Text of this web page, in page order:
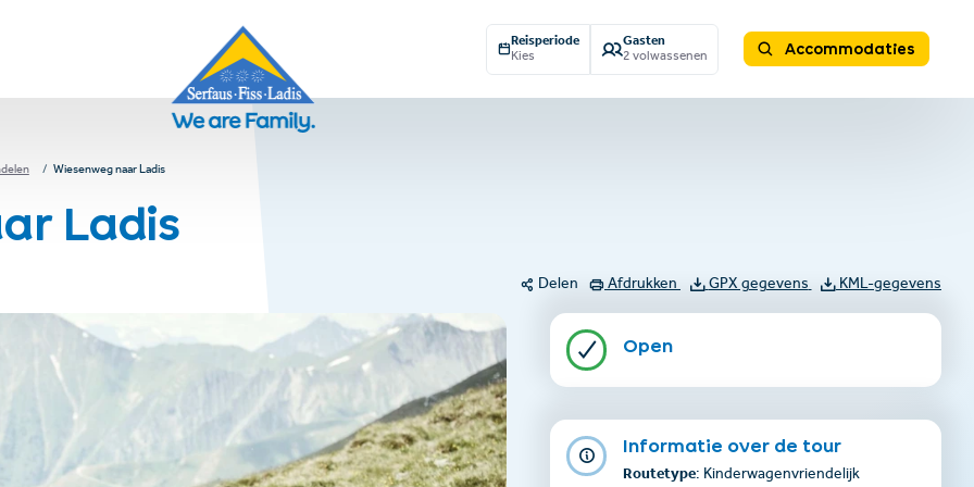
Reisperiode
Kies
Gasten
2 volwassenen
Accommodaties
Wiesenweg naar Ladis
Ladis
Delen Afdrukken GPX gegevens KML-gegevens
Open
Informatie over de tour
Routetype: Kinderwagenvriendelijk